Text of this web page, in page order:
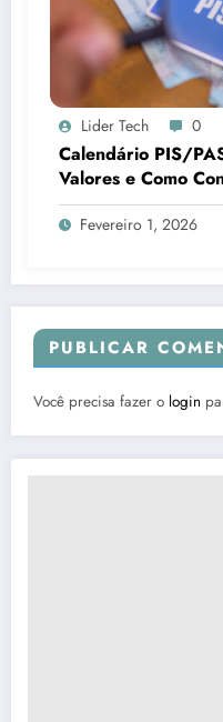
Lider Tech 0
Calendário PIS/
Valores e Como
Fevereiro 1, 2026
PUBLICAR
Você precisa fazer o login